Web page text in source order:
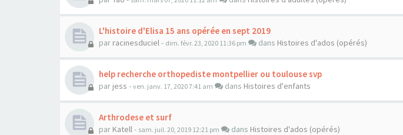
L'histoire d'Elisa 15 ans opérée en sept 2019
par racinesduciel- dim. févr. 23, 2020 11:36 pm dans Histoires d'ados (opérés)
help recherche orthopediste montpellier ou toulouse svp
par jess - ven. janv. 17, 2020 7:41 am dans Histoires d'enfants
Arthrodese et surf
par Katell- sam. juil. 20, 2019 12:21 pm dans Histoires d'ados (opérés)